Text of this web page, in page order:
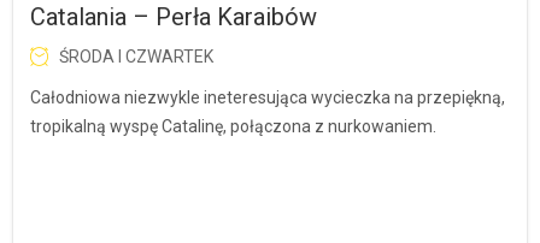
Catalania – Perła Karaibów
ŚRODA I CZWARTEK
Całodniowa niezwykle ineteresująca wycieczka na przepiękną,
tropikalną wyspę Catalinę, połączona z nurkowaniem.